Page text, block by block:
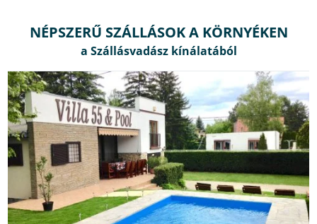
NÉPSZERŰ SZÁLLÁSOK A KÖRNYÉKEN